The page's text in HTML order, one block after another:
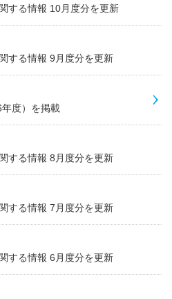
する情報 10月度分を更新
する情報 9月度分を更新
度）を掲載
する情報 8月度分を更新
する情報 7月度分を更新
する情報 6月度分を更新